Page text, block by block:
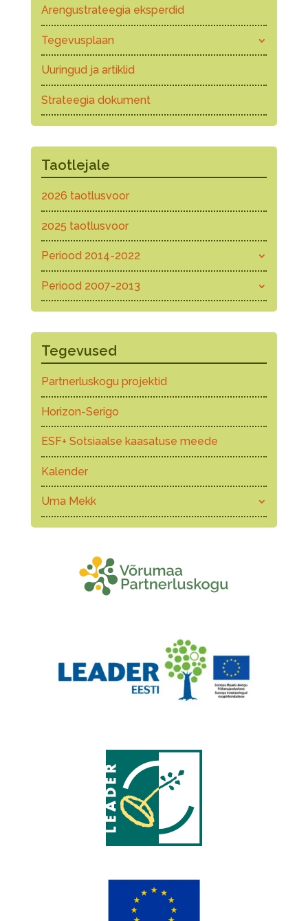
Arengustrateegia eksperdid
Tegevusplaan
Uuringud ja artiklid
Strateegia dokument
Taotlejale
2026 taotlusvoor
2025 taotlusvoor
Periood 2014-2022
Periood 2007-2013
Tegevused
Partnerluskogu projektid
Horizon-Serigo
ESF+ Sotsiaalse kaasatuse meede
Kalender
Uma Mekk